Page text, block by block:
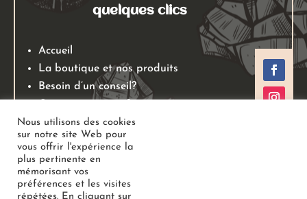
quelques clics
Accueil
La boutique et nos produits
Besoin d’un conseil?
Mentions légales
Conditions générales de ventes
Politiques de retours
Politique de confidentialité
Nous utilisons des cookies
sur notre site Web pour
vous offrir l'expérience la
plus pertinente en
mémorisant vos
préférences et les visites
répétées. En cliquant sur